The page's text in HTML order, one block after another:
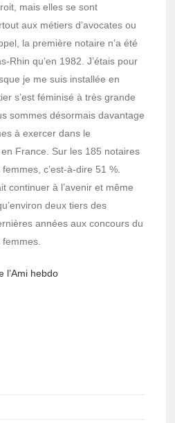
mais elles se sont
aux métiers d’avocates ou
la première notaire n’a été
Rhin qu’en 1982. J’étais pour
je me suis installée en
s’est féminisé à très grande
sommes désormais davantage
à exercer dans le
France. Sur les 185 notaires
c’est-à-dire 51 %.
continuer à l’avenir et même
deux tiers des
années aux concours du
l’Ami hebdo